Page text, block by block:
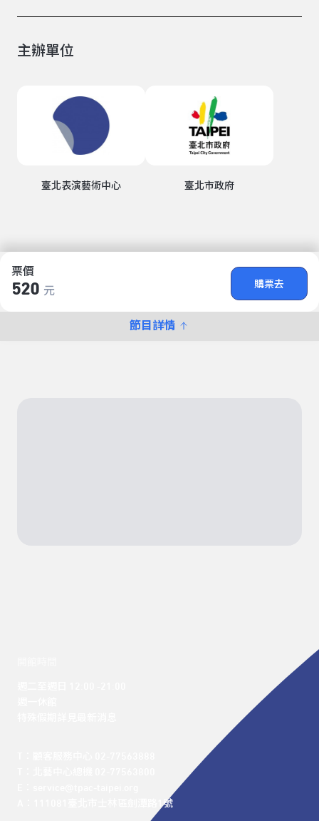
票價
520 元
購票去
節目詳情
主辦單位
臺北表演藝術中心 臺北市政府
A：111081臺北市士林區劍潭路1號